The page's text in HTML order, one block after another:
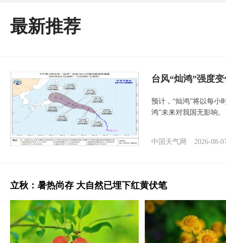
最新推荐
台风“灿鸿”强度
预计，“灿鸿”将以每小
鸿”未来对我国无影响。
中国天气网 2026-08-
立秋：暑热尚存 大自然已埋下红黄伏笔